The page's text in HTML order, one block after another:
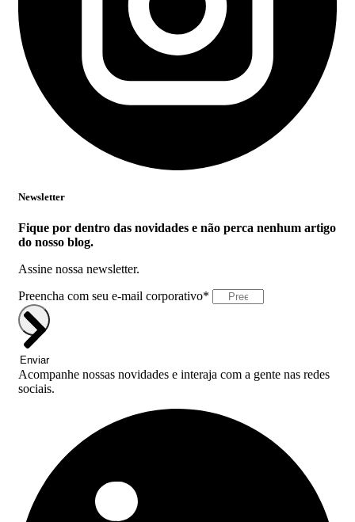
Newsletter
Fique por dentro das novidades e não perca nenhum artigo
do nosso blog.
Assine nossa newsletter.
Preencha com seu e-mail corporativo*
Enviar
Acompanhe nossas novidades e interaja com a gente nas redes
sociais.